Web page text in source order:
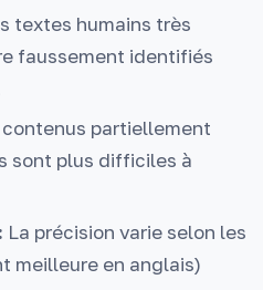
textes humains très
faussement identifiés
contenus partiellement
sont plus difficiles à
La précision varie selon les
meilleure en anglais)